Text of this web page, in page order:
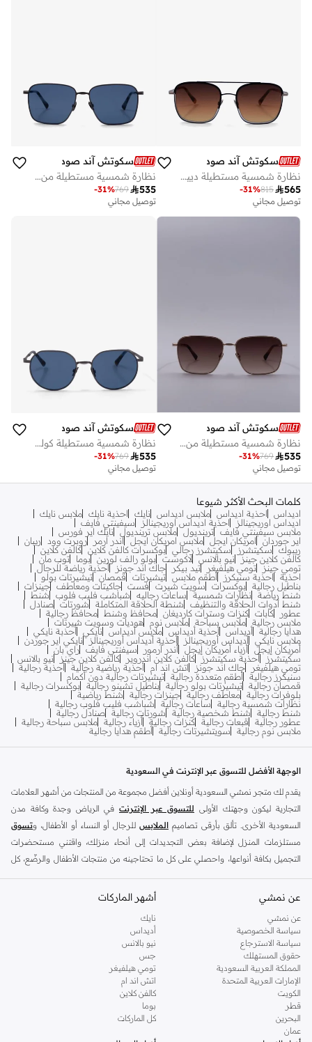
سكوتش آند صودا
نظارة شمسية مستطيلة دييغو
565
815
-31%
توصيل مجاني
سكوتش آند صودا
نظارة شمسية مستطيلة من إتيان
535
769
-31%
توصيل مجاني
سكوتش آند صودا
نظارة شمسية مستطيلة من إتيان
535
769
-31%
توصيل مجاني
سكوتش آند صودا
نظارة شمسية مستطيلة كولون
535
769
-31%
توصيل مجاني
كلمات البحث الأكثر شيوعا
اديداس احذية اديداس ملابس اديداس نايك احذية نايك ملابس نايك
اديداس اوريجينالز
احذية اديداس اوريجينالز
سيفينتي فايف
ملابس سيفينتي فايف ترينديول ملابس ترينديول نايك اير فورس
اير جوردان
امريكان ايجل ملابس امريكان ايجل اندر ارمر روبرت وود
ريبان
ريبوك
سكيتشرز سكيتشرز رجالي بوكسرات كالفن كلاين كالفن كلاين
كالفن كلاين جينز نيو بالانس لاكوست بولو رالف لورين بوما
توب مان
تومي جينز تومي هيلفيغر تيد بيكر جاك اند جونز
أحذية رياضة للرجال
احذية
احذية سنيكرز أطقم ملابس تيشيرتات قمصان تيشيرتات بولو
بناطيل رجالية بوكسرات سويت شيرت فست جاكيتات ومعاطف جينزات
شنط رياضة نظارات شمسية ساعات رجاليه شباشب فليب فلوب
شنط
شنط أدوات الحلاقة والتنظيف
شنطة الحلاقة المتكاملة شورتات صنادل
عطور
كابات كنزات وسترات كارديغان محافظ وشنط محافظ رجالية
ملابس رجالية ملابس سباحة ملابس نوم هوديات وسويت شيرتات
هدايا رجالية أديداس أحذية أديداس ملابس أديداس نايكي أحذبة نايكي
ملابس نايكي أديداس أوريجينالز أحذية أديداس أوريجينالز
نايكي اير جوردن
أمريكان إيجل أزياء أمريكان إيجل أندر آرمور سيفنتي فايف راي بان
سكيتشرز
أحذية سكيتشرز كالفن كلاين اندروير كالفن كلاين جينز
نيو بالانس
تومي هيلفيغر
جاك اند جونز اتش اند ام أحذية رياضية رجالية أحذية رجالية
سنيكرز رجالية أطقم متعددة رجالية تيشيرتات رجالية دون أكمام
قمصان رجالية تيشيرتات بولو رجالية بناطيل تشينو رجالية بوكسرات رجالية
بلوفرات رجالية معاطف رجالية جينزات رجالية
شنط رياضية
نظارات شمسية رجالية
ساعات رجالية
شباشب فليب فلوب رجالية
شنط رجالية
شنط شخصية رجالية شورتات رجالية صنادل رجالية
عطور رجالية
قبعات رجالية كنزات رجالية أزياء رجالية ملابس سباحة رجالية
ملابس نوم رجالية
سويتشيرتات رجالية أطقم هدايا رجالية
الوجهة الأفضل للتسوق عبر الإنترنت في السعودية
يقدم لك متجر نمشي السعودية أونلاين أفضل مجموعة من المنتجات من أشهر العلامات
التجارية ليكون وجهتك الأولى للتسوق عبر الإنترنت في الرياض وجدة وكافة مدن
السعودية الأخرى. تألق بأرقى تصاميم الملابس للرجال أو النساء أو الأطفال، وتسوق
مستلزمات المنزل لإضافة بعض التجديدات إلى أنحاء منزلك، واقتني مستحضرات
التجميل بكافة أنواعها، واحصلي على كل ما تحتاجينه من منتجات الأطفال والرضّع، كل
أفضل العلامات التجارية في السعودية
يضم متجر نمشي السعودية أونلاين مجموعة ضخمة من المنتجات من أفضل العلامات
التجارية، بداية من الأزياء وحتى مستلزمات المنزل. ستجد لدينا كل ما ترغب به من
الملابس والأحذية والإكسسوارات وكافة احتياجاتك الأخرى من علامات رائدة مثل:
ديفاكتو ، وديزل، وبيير كاردان تومي هيلفيغر، وريفر ايلاند
ومايكل كورس ، وبيفرلي هيلز بولو كلوب ، وأمريكان إيجل
لورين
كما ستجد ملابس للكبار والأطفال لدى نمشي السعودية من علامات مثل
وماركات خاصة بالأطفال مثل
وأخرى للرضع مثل مذركير
عن نمشي
عن نمشي
سياسة الخصوصية
سياسة الاسترجاع
حقوق المستهلك
المملكة العربية السعودية
الإمارات العربية المتحدة
الكويت
قطر
البحرين
عمان
أشهر الماركات
نايك
أديداس
نيو بالانس
جس
تومي هيلفيغر
اتش اند ام
كالفن كلاين
بوما
كل الماركات